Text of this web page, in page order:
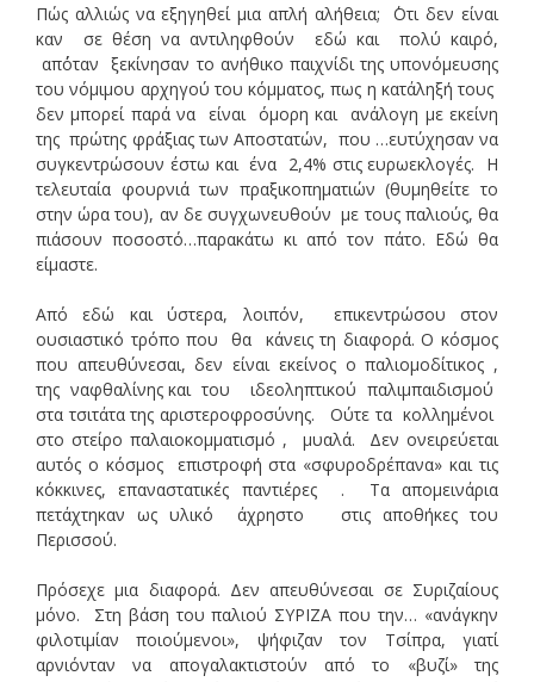
Πώς αλλιώς να εξηγηθεί μια απλή αλήθεια; ΄Οτι δεν είναι
καν σε θέση να αντιληφθούν εδώ και πολύ καιρό,
απ΄όταν ξεκίνησαν το ανήθικο παιχνίδι της υπονόμευσης
του νόμιμου αρχηγού του κόμματος, πως η κατάληξή τους
δεν μπορεί παρά να είναι όμορη και ανάλογη με εκείνη
της πρώτης φράξιας των Αποστατών, που …ευτύχησαν να
συγκεντρώσουν έστω και ένα 2,4% στις ευρωεκλογές. Η
τελευταία φουρνιά των πραξικοπηματιών (θυμηθείτε το
στην ώρα του), αν δε συγχωνευθούν με τους παλιούς, θα
πιάσουν ποσοστό…παρακάτω κι από τον πάτο. Εδώ θα
είμαστε.
Από εδώ και ύστερα, λοιπόν, επικεντρώσου στον
ουσιαστικό τρόπο που θα κάνεις τη διαφορά. Ο κόσμος
που απευθύνεσαι, δεν είναι εκείνος ο παλιομοδίτικος ,
της ναφθαλίνης και του ιδεοληπτικού παλιμπαιδισμού
στα τσιτάτα της αριστεροφροσύνης. Ούτε τα κολλημένοι
στο στείρο παλαιοκομματισμό , μυαλά. Δεν ονειρεύεται
αυτός ο κόσμος επιστροφή στα «σφυροδρέπανα» και τις
κόκκινες, επαναστατικές παντιέρες . Τα απομεινάρια
πετάχτηκαν ως υλικό άχρηστο στις αποθήκες του
Περισσού.
Πρόσεχε μια διαφορά. Δεν απευθύνεσαι σε Συριζαίους
μόνο. Στη βάση του παλιού ΣΥΡΙΖΑ που την… «ανάγκην
φιλοτιμίαν ποιούμενοι», ψήφιζαν τον Τσίπρα, γιατί
αρνιόνταν να απογαλακτιστούν από το «βυζί» της